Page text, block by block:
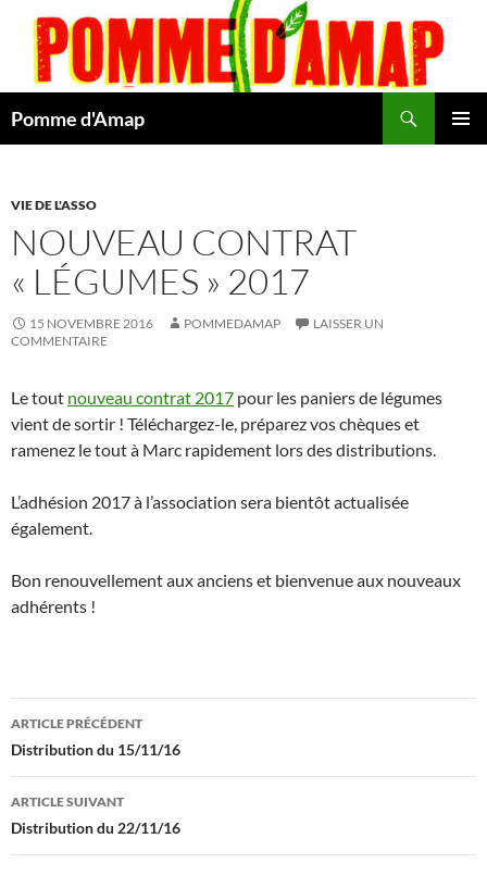
contenu
Pomme d'Amap
VIE DE L'ASSO
NOUVEAU CONTRAT
« LÉGUMES » 2017
15 NOVEMBRE 2016 POMMEDAMAP
LAISSER UN
COMMENTAIRE
Le tout nouveau contrat 2017 pour les paniers de légumes
vient de sortir ! Téléchargez-le, préparez vos chèques et
ramenez le tout à Marc rapidement lors des distributions.
L’adhésion 2017 à l’association sera bientôt actualisée
également.
Bon renouvellement aux anciens et bienvenue aux nouveaux
adhérents !
Navigation
des
articles
ARTICLE PRÉCÉDENT
Distribution du 15/11/16
ARTICLE SUIVANT
Distribution du 22/11/16